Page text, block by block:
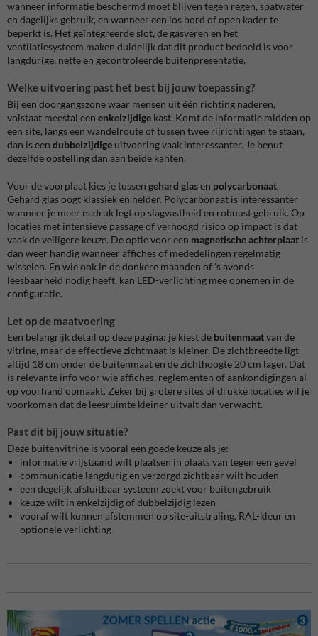
wanneer informatie beschermd moet blijven tegen regen, spatwater
en dagelijks gebruik, en wanneer een los bord of open kader te
beperkt is. Het geïntegreerde slot, de gasveren en het
ventilatiesysteem maken duidelijk dat dit product bedoeld is voor
langdurige, nette en gecontroleerde buitenpresentatie.
Welke uitvoering past het best bij jouw toepassing?
Bij een doorgangszone waar mensen uit één richting naderen,
volstaat meestal een enkelzijdige kast. Komt de informatie midden op
een site, langs een wandelroute of tussen twee rijrichtingen te staan,
dan is een dubbelzijdige uitvoering vaak interessanter. Je benut
dezelfde opstelling dan aan beide kanten.
Voor de voorplaat kies je tussen gehard glasen polycarbonaat.
Gehard glas oogt klassiek en helder. Polycarbonaat is interessanter
wanneer je meer nadruk legt op slagvastheid en robuust gebruik. Op
locaties met intensieve passage of verhoogd risico op impact is dat
vaak de veiligere keuze. De optie voor een magnetische achterplaat is
dan weer handig wanneer affiches of mededelingen regelmatig
wisselen. En wie ook in de donkere maanden of ’s avonds
leesbaarheid nodig heeft, kan LED-verlichting mee opnemen in de
configuratie.
Let op de maatvoering
Een belangrijk detail op deze pagina: je kiest de buitenmaatvan de
vitrine, maar de effectieve zichtmaat is kleiner. De zichtbreedte ligt
altijd 18 cm onder de buitenmaat en de zichthoogte 20 cm lager. Dat
is relevante info voor wie affiches, reglementen of aankondigingen al
op voorhand opmaakt. Zeker bij grotere sites of drukke locaties wil je
voorkomen dat de leesruimte kleiner uitvalt dan verwacht.
Past dit bij jouw situatie?
Deze buitenvitrine is vooral een goede keuze als je:
informatie vrijstaand wilt plaatsen in plaats van tegen een gevel
communicatie langdurig en verzorgd zichtbaar wilt houden
een degelijk afsluitbaar systeem zoekt voor buitengebruik
keuze wilt in enkelzijdig of dubbelzijdig lezen
vooraf wilt kunnen afstemmen op site-uitstraling, RAL-kleur en
optionele verlichting